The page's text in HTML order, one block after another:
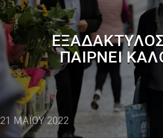
ΠΑΊΡΝΕΙ
21 ΜΑΪ́ΟΥ 2022